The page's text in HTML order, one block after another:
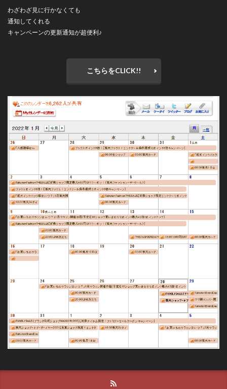
わざわざ見に行かなくても
通知してくれる
キャンペーンの更新通知が超便利♪
こちらをCLICK!!